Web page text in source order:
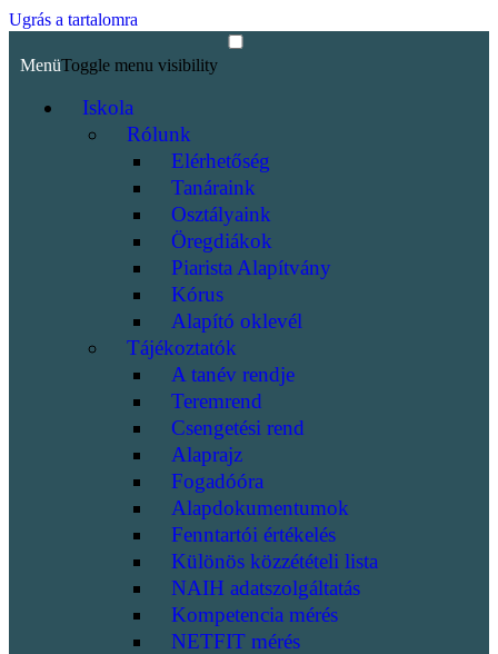
Ugrás a tartalomra
MenüToggle menu visibility
Iskola
Rólunk
Elérhetőség
Tanáraink
Osztályaink
Öregdiákok
Piarista Alapítvány
Kórus
Alapító oklevél
Tájékoztatók
A tanév rendje
Teremrend
Csengetési rend
Alaprajz
Fogadóóra
Alapdokumentumok
Fenntartói értékelés
Különös közzétételi lista
NAIH adatszolgáltatás
Kompetencia mérés
NETFIT mérés